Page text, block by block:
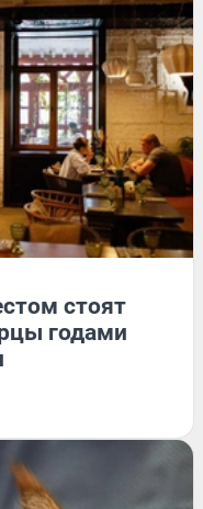
стоят
годами